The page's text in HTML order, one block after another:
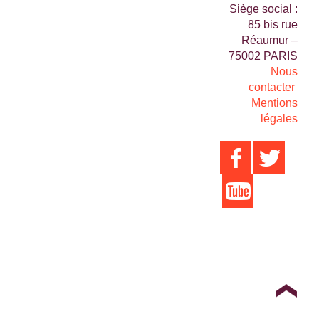
Siège social :
85 bis rue
Réaumur –
75002 PARIS
Nous
contacter
Mentions
légales